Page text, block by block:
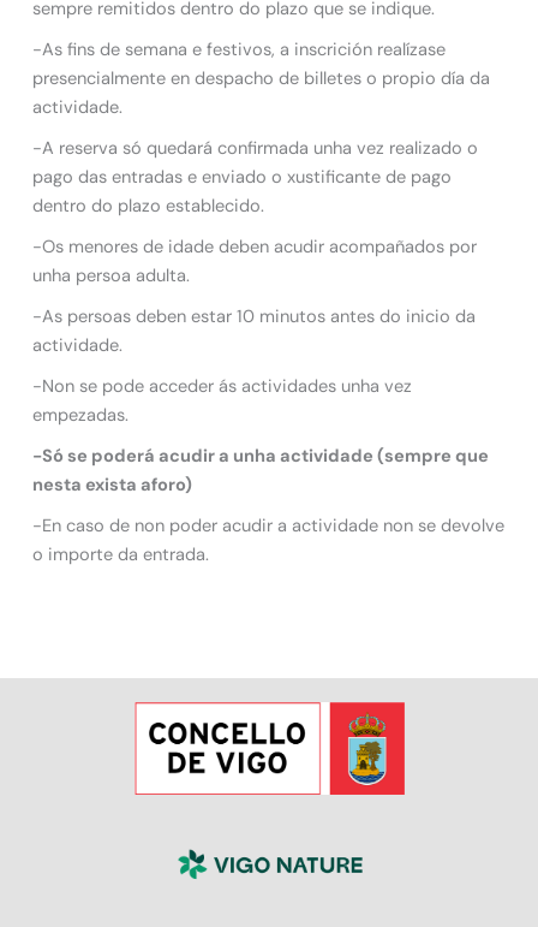
sempre remitidos dentro do plazo que se indique.
-As fins de semana e festivos, a inscrición realízase
presencialmente en despacho de billetes o propio día da
actividade.
-A reserva só quedará confirmada unha vez realizado o
pago das entradas e enviado o xustificante de pago
dentro do plazo establecido.
-Os menores de idade deben acudir acompañados por
unha persoa adulta.
-As persoas deben estar 10 minutos antes do inicio da
actividade.
-Non se pode acceder ás actividades unha vez
empezadas.
-Só se poderá acudir a unha actividade (sempre que
nesta exista aforo)
-En caso de non poder acudir a actividade non se devolve
o importe da entrada.